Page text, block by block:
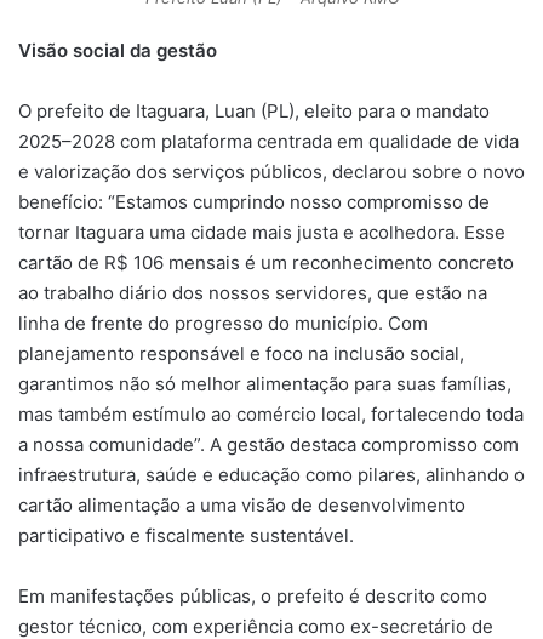
Visão social da gestão
O prefeito de Itaguara, Luan (PL), eleito para o mandato
2025–2028 com plataforma centrada em qualidade de vida
e valorização dos serviços públicos, declarou sobre o novo
benefício: “Estamos cumprindo nosso compromisso de
tornar Itaguara uma cidade mais justa e acolhedora. Esse
cartão de R$ 106 mensais é um reconhecimento concreto
ao trabalho diário dos nossos servidores, que estão na
linha de frente do progresso do município. Com
planejamento responsável e foco na inclusão social,
garantimos não só melhor alimentação para suas famílias,
mas também estímulo ao comércio local, fortalecendo toda
a nossa comunidade”. A gestão destaca compromisso com
infraestrutura, saúde e educação como pilares, alinhando o
cartão alimentação a uma visão de desenvolvimento
participativo e fiscalmente sustentável.
Em manifestações públicas, o prefeito é descrito como
gestor técnico, com experiência como ex-secretário de